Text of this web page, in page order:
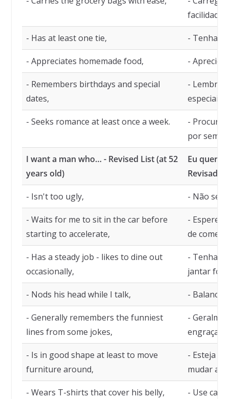
facilidade,
- Has at least one tie, - Tenha
- Appreciates homemade food, - Aprecie
- Remembers birthdays and special
dates,
- Lembre
especiais,
- Seeks romance at least once a week.
- Procure
por
I want a man who… - Revised List (at 52
years old)
Eu quero
Revisada
- Isn't too ugly, - Não
- Waits for me to sit in the car before
starting to accelerate,
- Espere
de
- Has a steady job - likes to dine out
occasionally,
- Tenha
jantar
- Nods his head while I talk, - Balance
- Generally remembers the funniest
lines from some jokes,
-
- Is in good shape at least to move
furniture around,
- Esteja
mudar a
- Wears T-shirts that cover his belly,
- Use